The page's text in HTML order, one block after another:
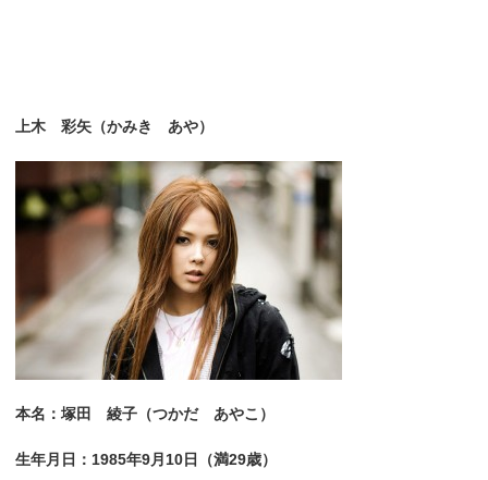
上木 彩矢（かみき あや）
本名：塚田 綾子（つかだ あやこ）
生年月日：1985年9月10日（満29歳）